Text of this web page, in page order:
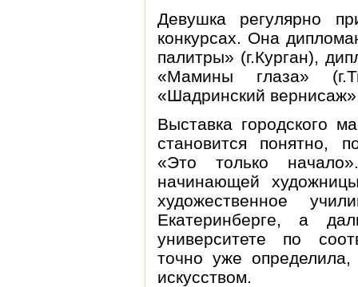
Девушка регулярно
конкурсах. Она
палитры» (г.Курган),
«Мамины глаза»
«Шадринский
Выставка городского
становится понятно,
«Это только
начинающей
художественное
Екатеринберге, а
университете по
точно уже
искусством.